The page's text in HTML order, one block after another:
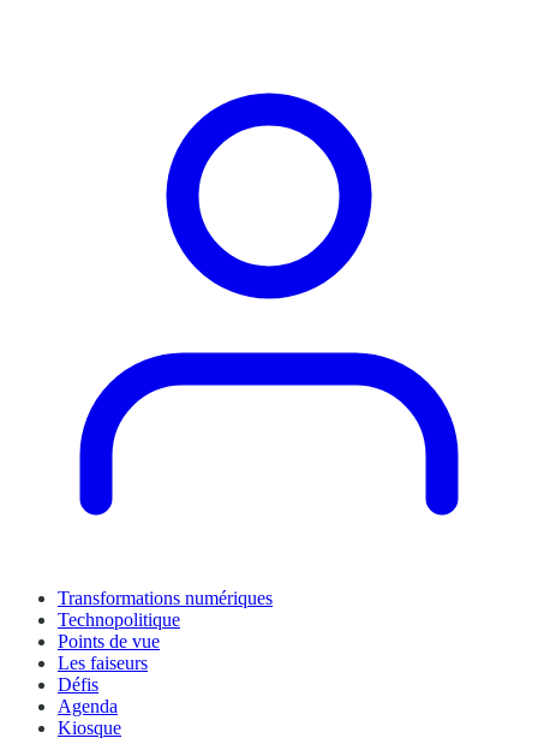
Transformations numériques
Technopolitique
Points de vue
Les faiseurs
Défis
Agenda
Kiosque